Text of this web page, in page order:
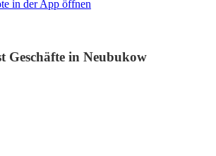
in der App öffnen
Geschäfte in Neubukow